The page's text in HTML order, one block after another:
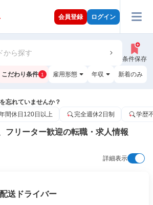
会員登録 ログイン
から探す
条件保存
こだわり条件 1 雇用形態 年収 新着のみ
忘れていませんか？
間休日120日以上 完全週休2日制 学歴
フリーター歓迎の転職・求人情報
詳細表示
送ドライバー